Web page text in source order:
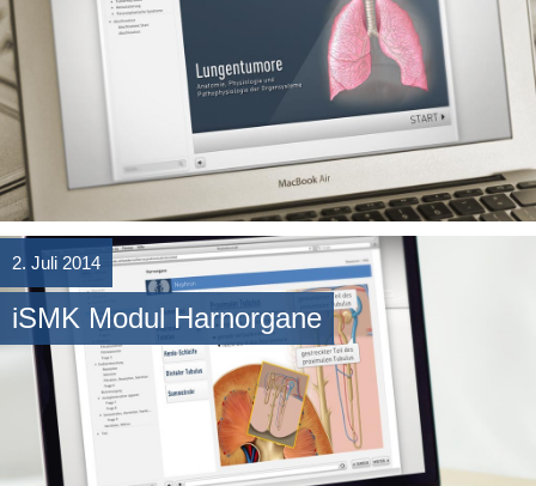
Weiterlesen →
iSMK Modul Harnorgane
2. Juli 2014